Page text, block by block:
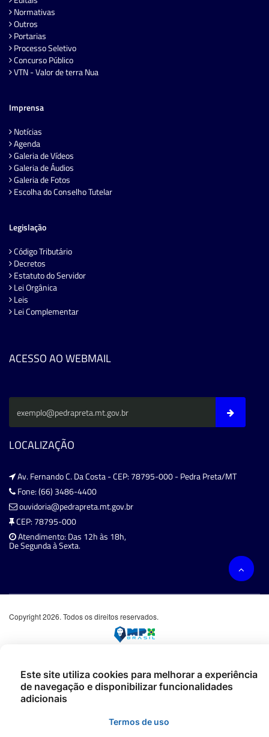
Normativas
Outros
Portarias
Processo Seletivo
Concurso Público
VTN - Valor de terra Nua
Imprensa
Notícias
Agenda
Galeria de Vídeos
Galeria de Áudios
Galeria de Fotos
Escolha do Conselho Tutelar
Legislação
Código Tributário
Decretos
Estatuto do Servidor
Lei Orgânica
Leis
Lei Complementar
ACESSO AO WEBMAIL
LOCALIZAÇÃO
Av. Fernando C. Da Costa - CEP: 78795-000 - Pedra Preta/MT
Fone: (66) 3486-4400
ouvidoria@pedrapreta.mt.gov.br
CEP: 78795-000
Atendimento: Das 12h às 18h,
De Segunda à Sexta.
Copyright 2026. Todos os direitos reservados.
Este site utiliza cookies para melhorar a experiência
de navegação e disponibilizar funcionalidades
adicionais
Termos de uso